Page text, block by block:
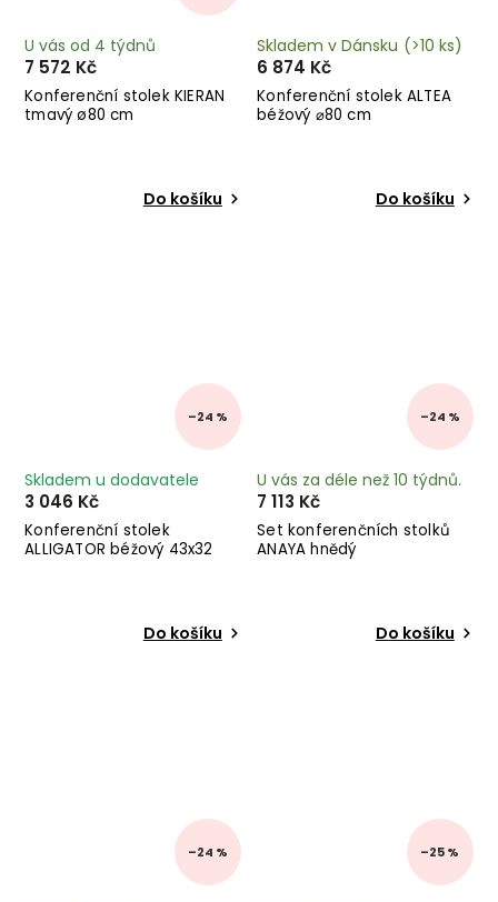
Konferenční stolek KIERAN
tmavý ø80 cm
U vás od 4 týdnů
7 572 Kč
Do košíku
Konferenční stolek ALTEA
béžový ⌀80 cm
Skladem v Dánsku (>10 ks)
6 874 Kč
Do košíku
–24 %
Konferenční stolek
ALLIGATOR béžový 43x32
Skladem u dodavatele
3 046 Kč
Do košíku
–24 %
Set konferenčních stolků
ANAYA hnědý
U vás za déle než 10 týdnů.
7 113 Kč
Do košíku
–24 % –25 %